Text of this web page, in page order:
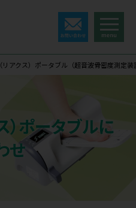
リアクス）ポータブル（超音波骨密度測定装
）ポータブルに
せ